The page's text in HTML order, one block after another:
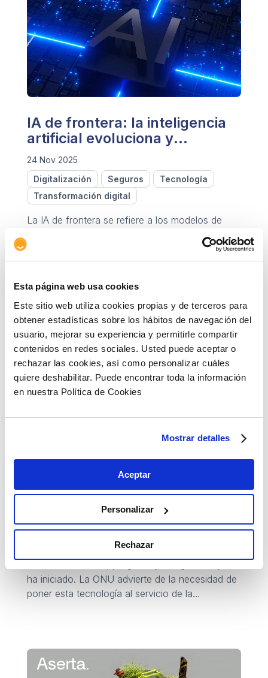
Esta página web usa cookies
Este sitio web utiliza cookies propias y de terceros para
obtener estadísticas sobre los hábitos de navegación del
usuario, mejorar su experiencia y permitirle compartir
contenidos en redes sociales. Usted puede aceptar o
rechazar las cookies, así como personalizar cuáles
quiere deshabilitar. Puede encontrar toda la información
en nuestra Política de Cookies
Mostrar detalles
Aceptar
Personalizar
Rechazar
IA de frontera: la inteligencia
artificial evoluciona y
trasciende su sector
24 Nov 2025
Digitalización
Seguros
Tecnología
Transformación digital
La IA de frontera se refiere a los modelos de
Inteligencia Artificial más avanzados, que
compiten con el rendimiento humano en muchas
tareas.
14 Jul 2025
Descarbonización
Sostenibilidad
Tecnología
Transformación digital
ha iniciado. La ONU advierte de la necesidad de
poner esta tecnología al servicio de la